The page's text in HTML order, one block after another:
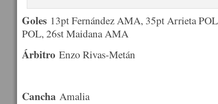
Goles 13pt Fernández AMA, 35pt Arrieta
POL, 26st Maidana AMA
Árbitro Enzo Rivas-Metán
Cancha Amalia